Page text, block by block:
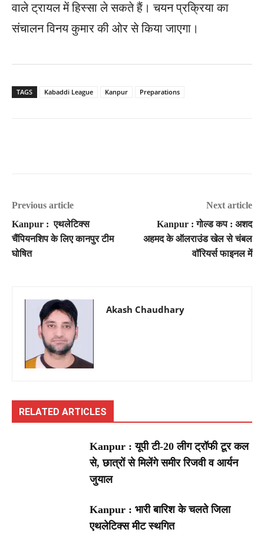
वाले ट्रायल में हिस्सा ले सकते हैं। चयन प्रक्रिया का
संचालन विनय कुमार की ओर से किया जाएगा।
TAGS Kabaddi League Kanpur Preparations
Previous article
Kanpur : एथलेटिक्स
चैंपियनशिप के लिए कानपुर टीम
घोषित
Next article
Kanpur : गोल्ड कप : अशद
अहमद के ऑलराउंड खेल से चंबल
वॉरियर्स फाइनल में
Akash Chaudhary
RELATED ARTICLES
Kanpur : यूपी टी-20 लीग ट्रॉफी टूर कल
से, छात्रों से मिलेंगे समीर रिजवी व आर्यन
जुयाल
Kanpur : भारी बारिश के चलते जिला
एथलेटिक्स मीट स्थगित